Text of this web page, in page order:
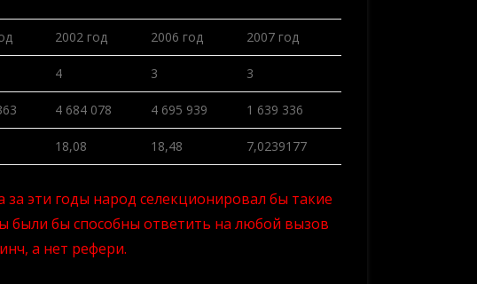
2002 год 2006 год 2007 год
4 3 3
4 684 078 4 695 939 1 639 336
18,08 18,48 7,0239177
эти годы народ селекционировал бы такие
были бы способны ответить на любой вызов
а нет рефери.